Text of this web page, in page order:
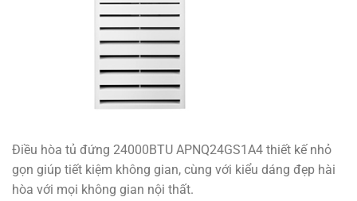
Điều hòa tủ đứng 24000BTU APNQ24GS1A4 thiết kế nhỏ
gọn giúp tiết kiệm không gian, cùng với kiểu dáng đẹp hài
hòa với mọi không gian nội thất.